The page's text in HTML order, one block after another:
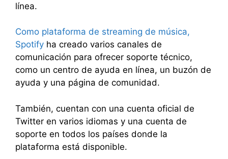
línea.
Como plataforma de streaming de música,
Spotify ha creado varios canales de
comunicación para ofrecer soporte técnico,
como un centro de ayuda en línea, un buzón de
ayuda y una página de comunidad.
También, cuentan con una cuenta oficial de
Twitter en varios idiomas y una cuenta de
soporte en todos los países donde la
plataforma está disponible.